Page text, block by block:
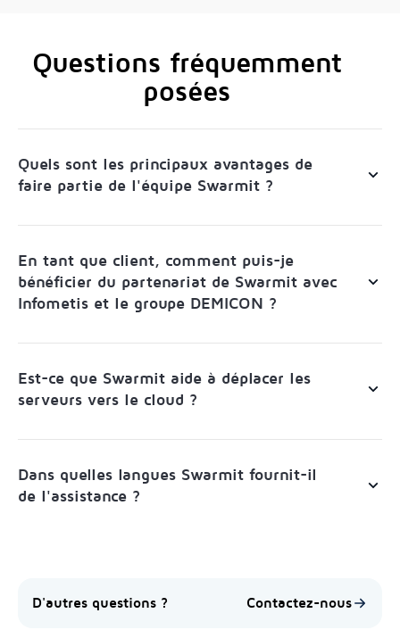
Questions fréquemment
posées
Quels sont les principaux avantages de
faire partie de l'équipe Swarmit ?
En tant que client, comment puis-je
bénéficier du partenariat de Swarmit avec
Infometis et le groupe DEMICON ?
Est-ce que Swarmit aide à déplacer les
serveurs vers le cloud ?
Dans quelles langues Swarmit fournit-il
de l'assistance ?
D'autres questions ? Contactez-nous